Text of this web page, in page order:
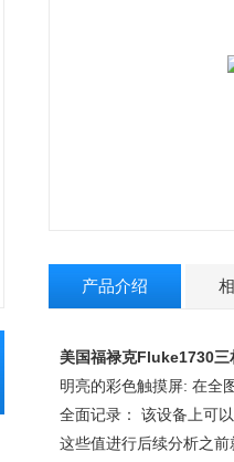
产品介绍
美国福禄克Fluke1730三
明亮的彩色触摸屏: 在全
全面记录： 该设备上可
这些值进行后续分析之